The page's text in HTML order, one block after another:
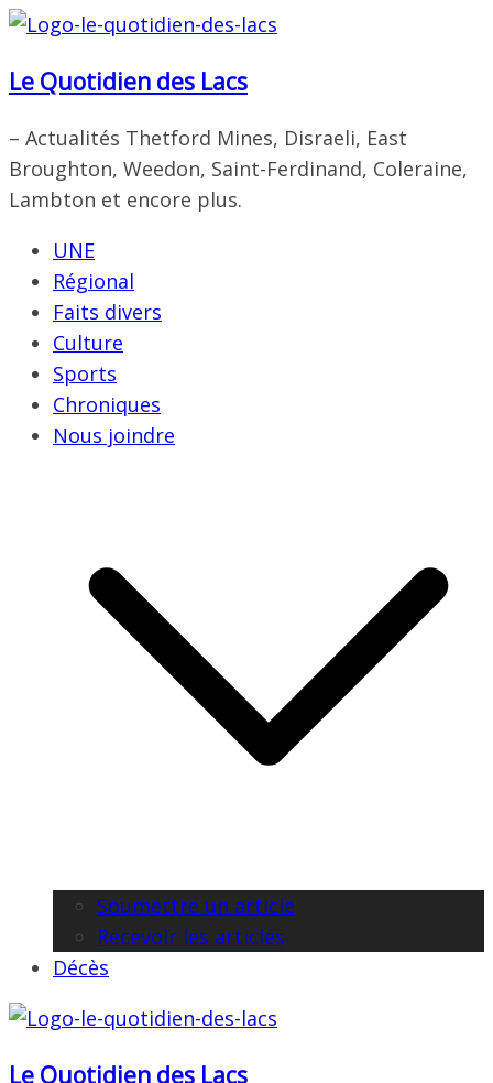
Passer
contenu
Le Quotidien des Lacs
– Actualités Thetford Mines, Disraeli, East
Broughton, Weedon, Saint-Ferdinand, Coleraine,
Lambton et encore plus.
UNE
Régional
Faits divers
Culture
Sports
Chroniques
Nous joindre
Soumettre un article
Recevoir les articles
Décès
Le Quotidien des Lacs